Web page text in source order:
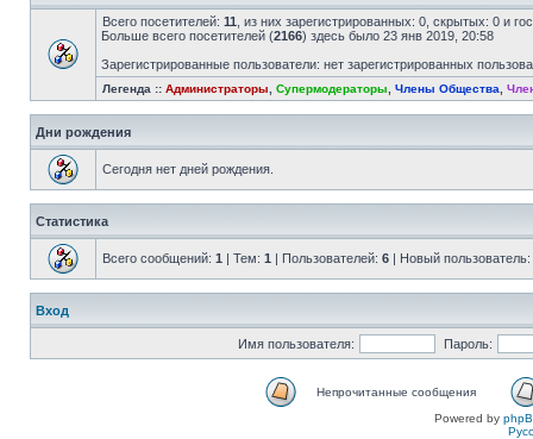
Всего посетителей: 11 , из них зарегистрированных: 0, скрытых: 0 и
Больше всего посетителей (2166) здесь было 23 янв 2019, 20:58
Зарегистрированные пользователи: нет зарегистрированных
Легенда :: Администраторы Супермодераторы Члены Общества
Дни рождения
Сегодня нет дней рождения.
Статистика
Всего сообщений: 1 | Тем: 1 | Пользователей: 6 | Новый пользователь:
Вход
Имя пользователя: Пароль:
Непрочитанные сообщения
Powered by